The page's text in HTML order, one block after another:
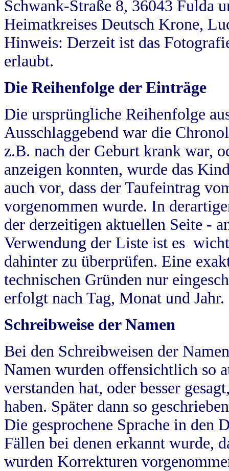
Schwank-Straße 8, 36043 Fulda
Heimatkreises Deutsch Krone,
Hinweis: Derzeit ist das
erlaubt.
Die Reihenfolge der Einträge
Die ursprüngliche Reihenfolge
Ausschlaggebend war die
z.B. nach der Geburt krank war,
anzeigen konnten, wurde das
auch vor, dass der Taufeintrag
vorgenommen wurde. In
der derzeitigen aktuellen Seite -
Verwendung der Liste ist es
dahinter zu überprüfen. Eine
technischen Gründen nur
erfolgt nach Tag, Monat und Jahr.
Schreibweise der Namen
Bei den Schreibweisen der
Namen wurden offensichtlich so
verstanden hat, oder besser
haben. Später dann so
Die gesprochene Sprache in
Fällen bei denen erkannt wurde,
wurden Korrekturen